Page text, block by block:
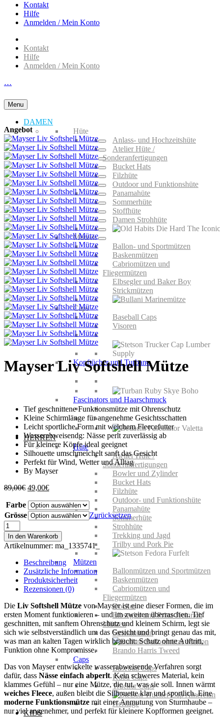
Kontakt
Hilfe
Anmelden / Mein Konto
Kontakt
Hilfe
Anmelden / Mein Konto
…
Menu
DAMEN
Hüte
Anlass- und Hochzeitshüte
Atelier Hüte /
Sonderanfertigungen
Bucket Hats
Filzhüte
Outdoor und Funktionshüte
Panamahüte
Sommerhüte
Stoffhüte
Damen Strohhüte
Mützen
Ballon- und Sportmützen
Baskenmützen
Cabriomützen und
Fliegermützen
Elbsegler und Baker Boy
Strickmützen
Caps
Baseball Caps
Visoren
Kopftücher und Turbane
Fascinators und Haarschmuck
HERREN
Hüte
Atelier Hüte /
Sonderanfertigungen
Bowler und Zylinder
Bucket Hats
Filzhüte
Outdoor- und Funktionshüte
Panamahüte
Sommerhüte
Strohhüte
Trekking und Jagd
Trilby und Pork Pie
Mützen
Ballonmützen und Sportmützen
Baskenmützen
Cabriomützen und
Fliegermützen
Docker
Elbsegler und Prinz Heinrich
Mützen
Strickmützen
Caps
Baseball Caps
Kuba Caps
Trucker Caps
KIDS
Angebot
Mayser Liv Softshell Mütze
Tief geschnittene Funktionsmütze mit Ohrenschutz
Kleine Schirmlänge für angenehme Gesichtsschatten
Leicht sportliche Form mit weichem Fleecefutter
Wasserabweisendg: Nässe perlt zuverlässig ab
Für kleinere Köpfe ideal geeignet
Silhouette umschmeichelt sanft das Gesicht
Perfekt für Wind, Wetter und Alltag
By Mayser
89,00€ Ursprünglicher
war:
89,00€
49,00€Aktueller
ist:
49,00€.
Farbe
Grösse
Zurücksetzen
Mayser
Liv
Softshell
Mütze
Menge
In den Warenkorb
Artikelnummer: ma_1335741_
Beschreibung
Zusätzliche Information
Produktsicherheit
Rezensionen (0)
Die Liv Softshell Mütze von Mayser ist eine dieser Formen, die im
ersten Moment funktionieren – und im zweiten überraschen. Tief
geschnitten, mit sanftem Ohrenschutz und kleinem Schirm, legt sie
sich wie selbstverständlich um das Gesicht und bringt genau das mit,
was man an kalten Tagen wirklich braucht: Schutz ohne Auftritt,
Funktion ohne Kompromisse.
Das von Mayser entwickelte wasserabweisende Verfahren sorgt
dafür, dass Nässe einfach abperlt. Kein schweres Material, kein
klammes Gefühl – nur eine Mütze, die tut, was sie soll. Innen wärmt
weiches Fleece, außen bleibt die Silhouette klar und sportlich. Eine
moderne Funktionsmütze mit einer Anmutung von Sturmhaube –
nur viel angenehmer, und perfekt für kleinere Kopfformen geeignet.